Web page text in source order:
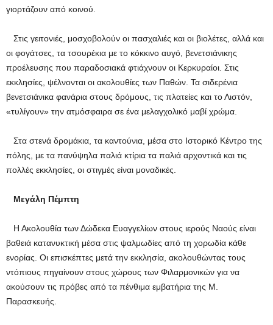
γιορτάζουν από κοινού.
Στις γειτονιές, μοσχοβολούν οι πασχαλιές και οι βιολέτες, αλλά και
οι φογάτσες, τα τσουρέκια με το κόκκινο αυγό, βενετσιάνικης
προέλευσης που παραδοσιακά φτιάχνουν οι Κερκυραίοι. Στις
εκκλησίες, ψέλνονται οι ακολουθίες των Παθών. Τα σιδερένια
βενετσιάνικα φανάρια στους δρόμους, τις πλατείες και το Λιστόν,
«τυλίγουν» την ατμόσφαιρα σε ένα μελαγχολικό μαβί χρώμα.
Στα στενά δρομάκια, τα καντούνια, μέσα στο Ιστορικό Κέντρο της
πόλης, με τα πανύψηλα παλιά κτίρια τα παλιά αρχοντικά και τις
πολλές εκκλησίες, οι στιγμές είναι μοναδικές.
Μεγάλη Πέμπτη
Η Ακολουθία των Δώδεκα Ευαγγελίων στους ιερούς Ναούς είναι
βαθειά κατανυκτική μέσα στις ψαλμωδίες από τη χορωδία κάθε
ενορίας. Οι επισκέπτες μετά την εκκλησία, ακολουθώντας τους
ντόπιους πηγαίνουν στους χώρους των Φιλαρμονικών για να
ακούσουν τις πρόβες από τα πένθιμα εμβατήρια της Μ.
Παρασκευής.